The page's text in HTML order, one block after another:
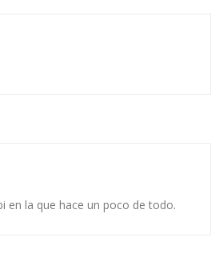
en la que hace un poco de todo.